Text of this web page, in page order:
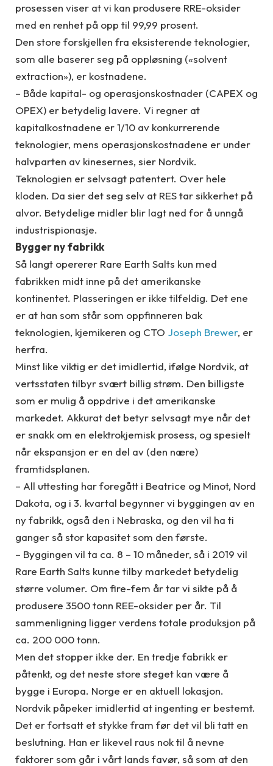
prosessen viser at vi kan produsere RRE-oksider
med en renhet på opp til 99,99 prosent.
Den store forskjellen fra eksisterende teknologier,
som alle baserer seg på oppløsning («solvent
extraction»), er kostnadene.
– Både kapital- og operasjonskostnader (CAPEX og
OPEX) er betydelig lavere. Vi regner at
kapitalkostnadene er 1/10 av konkurrerende
teknologier, mens operasjonskostnadene er under
halvparten av kinesernes, sier Nordvik.
Teknologien er selvsagt patentert. Over hele
kloden. Da sier det seg selv at RES tar sikkerhet på
alvor. Betydelige midler blir lagt ned for å unngå
industrispionasje.
Bygger ny fabrikk
Så langt opererer Rare Earth Salts kun med
fabrikken midt inne på det amerikanske
kontinentet. Plasseringen er ikke tilfeldig. Det ene
er at han som står som oppfinneren bak
teknologien, kjemikeren og CTO Joseph Brewer, er
herfra.
Minst like viktig er det imidlertid, ifølge Nordvik, at
vertsstaten tilbyr svært billig strøm. Den billigste
som er mulig å oppdrive i det amerikanske
markedet. Akkurat det betyr selvsagt mye når det
er snakk om en elektrokjemisk prosess, og spesielt
når ekspansjon er en del av (den nære)
framtidsplanen.
– All uttesting har foregått i Beatrice og Minot, Nord
Dakota, og i 3. kvartal begynner vi byggingen av en
ny fabrikk, også den i Nebraska, og den vil ha ti
ganger så stor kapasitet som den første.
– Byggingen vil ta ca. 8 – 10 måneder, så i 2019 vil
Rare Earth Salts kunne tilby markedet betydelig
større volumer. Om fire-fem år tar vi sikte på å
produsere 3500 tonn REE-oksider per år. Til
sammenligning ligger verdens totale produksjon på
ca. 200 000 tonn.
Men det stopper ikke der. En tredje fabrikk er
påtenkt, og det neste store steget kan være å
bygge i Europa. Norge er en aktuell lokasjon.
Nordvik påpeker imidlertid at ingenting er bestemt.
Det er fortsatt et stykke fram før det vil bli tatt en
beslutning. Han er likevel raus nok til å nevne
faktorer som går i vårt lands favør, så som at den